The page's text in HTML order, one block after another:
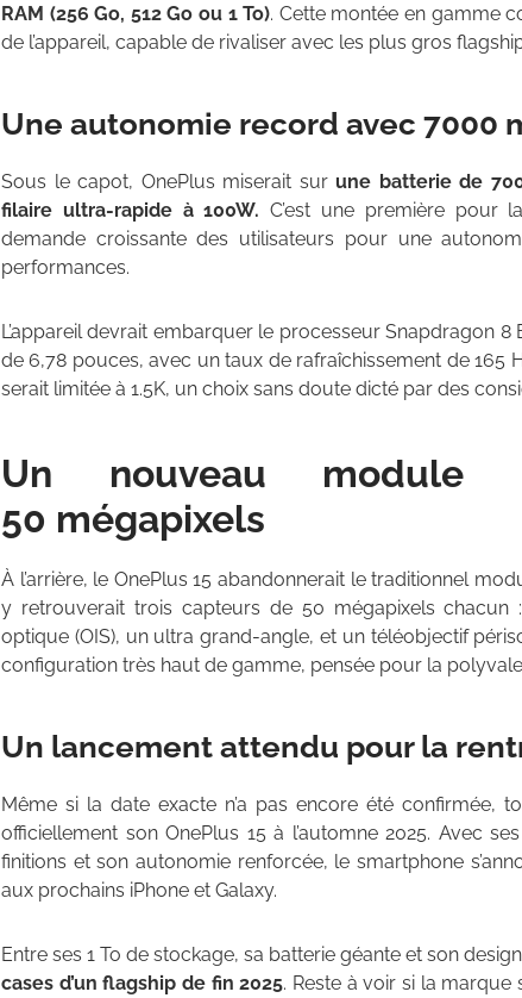
RAM (256 Go, 512 Go ou 1 To). Cette montée en gamme
de l’appareil, capable de rivaliser avec les plus gros
Une autonomie record avec 7000
Sous le capot, OnePlus miserait sur une batterie de
filaire ultra-rapide à 100W. C’est une première pour
demande croissante des utilisateurs pour une
performances.
L’appareil devrait embarquer le processeur Snapdragon
de 6,78 pouces, avec un taux de rafraîchissement de 165
serait limitée à 1.5K, un choix sans doute dicté par des
Un nouveau module
50 mégapixels
À l’arrière, le OnePlus 15 abandonnerait le traditionnel
y retrouverait trois capteurs de 50 mégapixels chacun
optique (OIS), un ultra grand-angle, et un téléobjectif
configuration très haut de gamme, pensée pour la
Un lancement attendu pour la
Même si la date exacte n’a pas encore été confirmée,
officiellement son OnePlus 15 à l’automne 2025. Avec
finitions et son autonomie renforcée, le smartphone
aux prochains iPhone et Galaxy.
Entre ses 1 To de stockage, sa batterie géante et son
cases d’un flagship de fin 2025. Reste à voir si la